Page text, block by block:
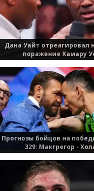
Дана Уайт отреагировал
поражение Камару
Прогнозы бойцов на
329: Макгрегор -